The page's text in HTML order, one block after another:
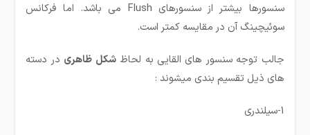
سنسورها بیشتر از سنسورهای Flush می باشد. اما فرکانس
سوئیچینگ آن در مقایسه کمتر است.
جالب توجه سنسور های القایی به لحاظشكل ظاهری در دسته
های ذیل تقسیم بندی میشوند :
1-سیلندری